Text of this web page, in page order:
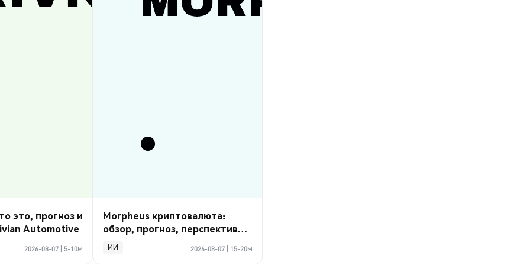
это, прогноз и
Automotive
2026-08-07 5-10м
Morpheus криптовалюта:
обзор, прогноз, перспективы
2026
ИИ 2026-08-07 15-20м